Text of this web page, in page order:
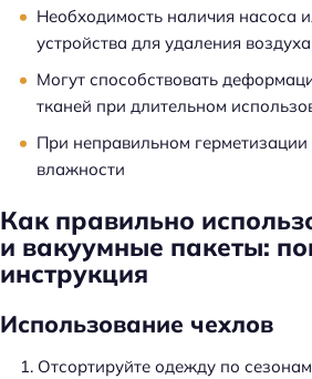
Необходимость наличия насоса
устройства для удаления воздуха
Могут способствовать
тканей при длительном
При неправильном
влажности
Как правильно
и вакуумные пакеты:
инструкция
Использование чехлов
Отсортируйте одежду по